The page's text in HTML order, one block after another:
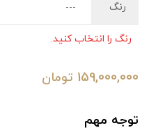
رنگ
رنگ را انتخاب کنید.
159,000,000 تومان
توجه مهم